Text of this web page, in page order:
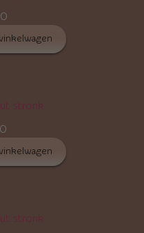
stronk
stronk